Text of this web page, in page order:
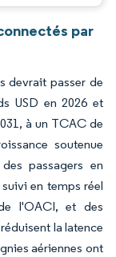
par
devrait passer de
USD en 2026 et
à un TCAC de
soutenue
passagers en
en temps réel
l'OACI, et des
la latence
aériennes ont